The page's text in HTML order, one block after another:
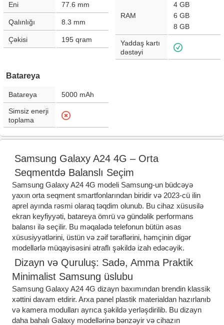
Eni 77.6 mm
Qalınlığı 8.3 mm
Çəkisi 195 qram
RAM
4 GB
6 GB
8 GB
Yaddaş kartı
dəstəyi
Batareya
Batareya 5000 mAh
Simsiz enerji
toplama
Samsung Galaxy A24 4G – Orta
Seqmentdə Balanslı Seçim
Samsung Galaxy A24 4G modeli Samsung-un büdcəyə
yaxın orta seqment smartfonlarından biridir və 2023-cü ilin
aprel ayında rəsmi olaraq təqdim olunub. Bu cihaz xüsusilə
ekran keyfiyyəti, batareya ömrü və gündəlik performans
balansı ilə seçilir. Bu məqalədə telefonun bütün əsas
xüsusiyyətlərini, üstün və zəif tərəflərini, həmçinin digər
modellərlə müqayisəsini ətraflı şəkildə izah edəcəyik.
Dizayn və Quruluş: Sadə, Amma Praktik
Minimalist Samsung üslubu
Samsung Galaxy A24 4G dizayn baxımından brendin klassik
xəttini davam etdirir. Arxa panel plastik materialdan hazırlanıb
və kamera modulları ayrıca şəkildə yerləşdirilib. Bu dizayn
daha bahalı Galaxy modellərinə bənzəyir və cihazın